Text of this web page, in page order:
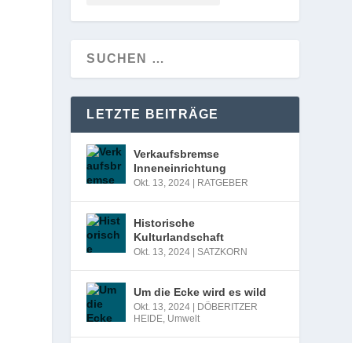
LETZTE BEITRÄGE
Verkaufsbremse
Inneneinrichtung
Okt. 13, 2024 RATGEBER
Historische
Kulturlandschaft
Okt. 13, 2024 |SATZKORN
Um die Ecke wird es wild
Okt. 13, 2024
DÖBERITZER
HEIDE, Umwelt